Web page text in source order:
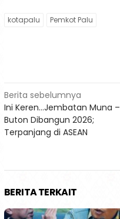
kotapalu Pemkot Palu
Navigasi
pos
Berita sebelumnya
Ini Keren…Jembatan Muna –
Buton Dibangun 2026;
Terpanjang di ASEAN
BERITA TERKAIT